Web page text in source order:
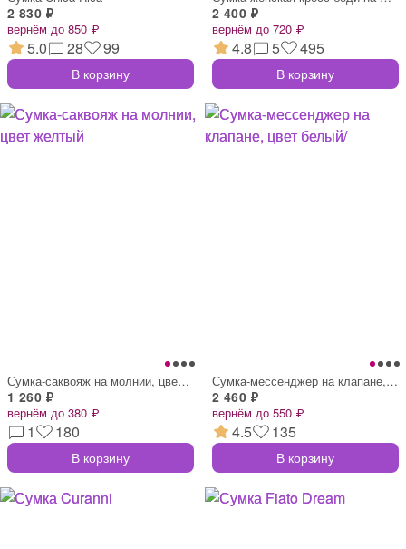
2 830 ₽
вернём до 850 ₽
5.0 28 99
В корзину
2 400 ₽
вернём до 720 ₽
4.8 5 495
В корзину
Сумка-саквояж на молнии, цвет желтый
1 260 ₽
вернём до 380 ₽
1 180
В корзину
Сумка-мессенджер на клапане, цвет белый/
2 460 ₽
вернём до 550 ₽
4.5 135
В корзину